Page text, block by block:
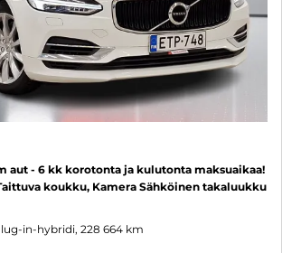
aut - 6 kk korotonta ja kulutonta maksuaikaa!
koukku, Kamera Sähköinen takaluukku
in-hybridi, 228 664 km